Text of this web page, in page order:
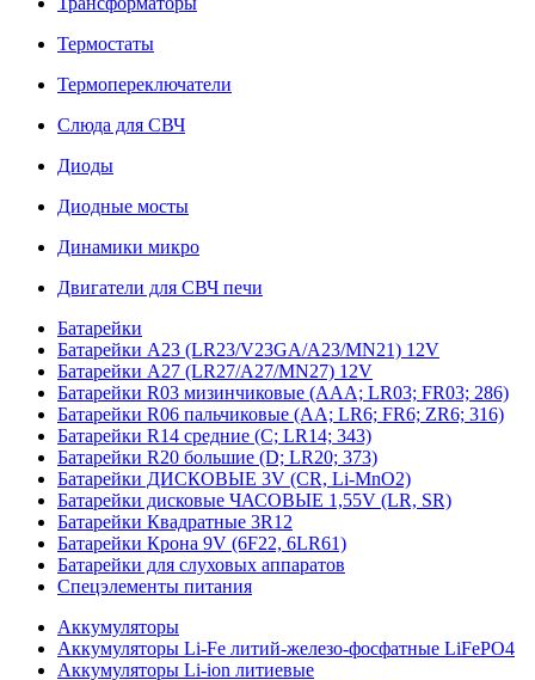
Термостаты
Термопереключатели
Слюда для СВЧ
Диоды
Диодные мосты
Динамики микро
Двигатели для СВЧ печи
Батарейки
Батарейки A23 (LR23/V23GA/A23/MN21) 12V
Батарейки A27 (LR27/A27/MN27) 12V
Батарейки R03 мизинчиковые (AAA; LR03; FR03; 286)
Батарейки R06 пальчиковые (AA; LR6; FR6; ZR6; 316)
Батарейки R14 средние (C; LR14; 343)
Батарейки R20 большие (D; LR20; 373)
Батарейки ДИСКОВЫЕ 3V (CR, Li-MnO2)
Батарейки дисковые ЧАСОВЫЕ 1,55V (LR, SR)
Батарейки Квадратные 3R12
Батарейки Крона 9V (6F22, 6LR61)
Батарейки для слуховых аппаратов
Спецэлементы питания
Аккумуляторы
Аккумуляторы Li-Fe литий-железо-фосфатные LiFePO4
Аккумуляторы Li-ion литиевые